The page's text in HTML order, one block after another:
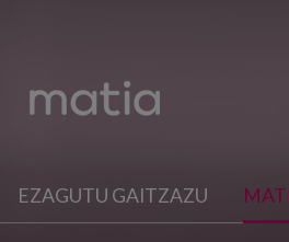
EZAGUTU GAITZAZU